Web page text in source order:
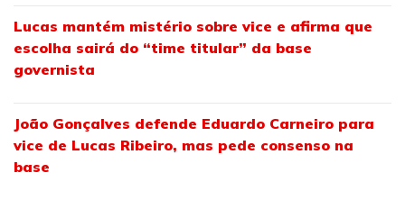
Lucas mantém mistério sobre vice e afirma que
escolha sairá do “time titular” da base
governista
João Gonçalves defende Eduardo Carneiro para
vice de Lucas Ribeiro, mas pede consenso na
base